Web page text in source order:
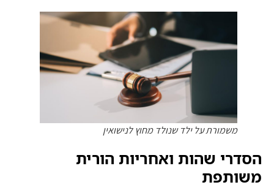
משמורת על ילד שנולד מחוץ לנישואין
הסדרי שהות ואחריות הורית
משותפת